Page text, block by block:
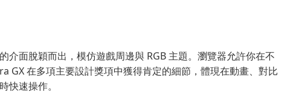
介面脫穎而出，模仿遊戲周邊與 RGB 主題。瀏覽器允許你在不
GX 在多項主要設計獎項中獲得肯定的細節，體現在動畫、對比
快速操作。